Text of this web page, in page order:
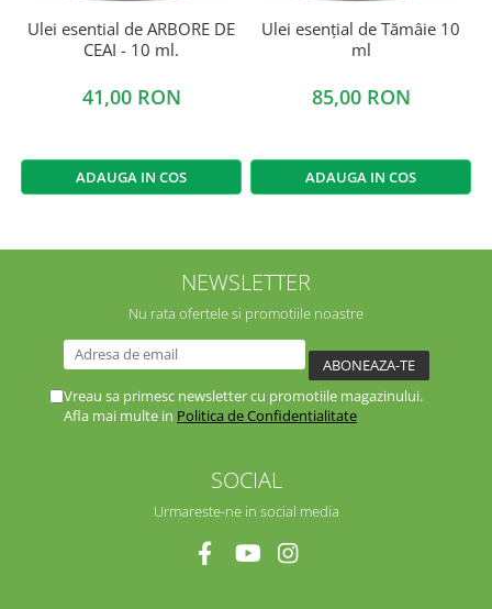
Ulei esential de ARBORE DE
CEAI - 10 ml.
41,00 RON
ADAUGA IN COS
Ulei esențial de Tămâie 10
ml
85,00 RON
ADAUGA IN COS
NEWSLETTER
Nu rata ofertele si promotiile noastre
Vreau sa primesc newsletter cu promotiile magazinului.
Afla mai multe in Politica de Confidentialitate
SOCIAL
Urmareste-ne in social media